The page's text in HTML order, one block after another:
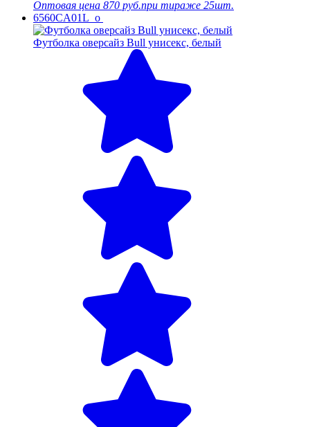
Оптовая цена 870 руб.при тираже 25шт.
6560CA01L_o
Футболка оверсайз Bull унисекс, белый